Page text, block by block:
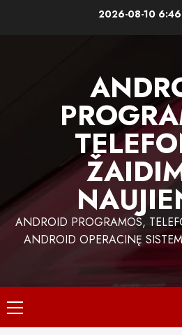
2026-08-10
ANDROID PROGRAMOS,
ANDROID OPERACINĘ
Primary
Menu